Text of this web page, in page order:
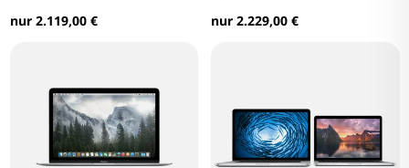
nur 2.119,00 € nur 2.229,00 €